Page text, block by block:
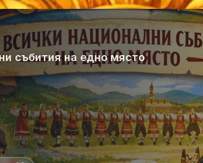
събития на едно място